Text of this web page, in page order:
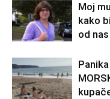
Moj
kako
od nas